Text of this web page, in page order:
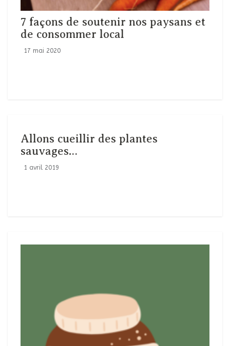
7 façons de soutenir nos paysans et
de consommer local
17 mai 2020
Allons cueillir des plantes
sauvages…
1 avril 2019